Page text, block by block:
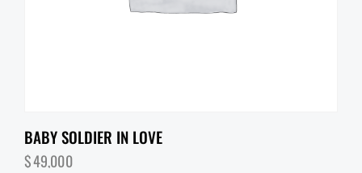
BABY SOLDIER IN LOVE
$49,000